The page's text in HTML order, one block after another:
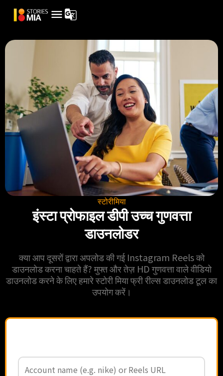
स्टोरीमिया
इंस्टा प्रोफाइल डीपी उच्च गुणवत्ता
डाउनलोडर
क्या आप दूसरों द्वारा अपलोड की गई Instagram Reels को
डाउनलोड करना चाहते हैं? मुफ्त और तेज़ HD गुणवत्ता वाले वीडियो
डाउनलोड करने के लिए हमारे स्टोरी मिया फ्री रील्स डाउनलोड टूल का
उपयोग करें।